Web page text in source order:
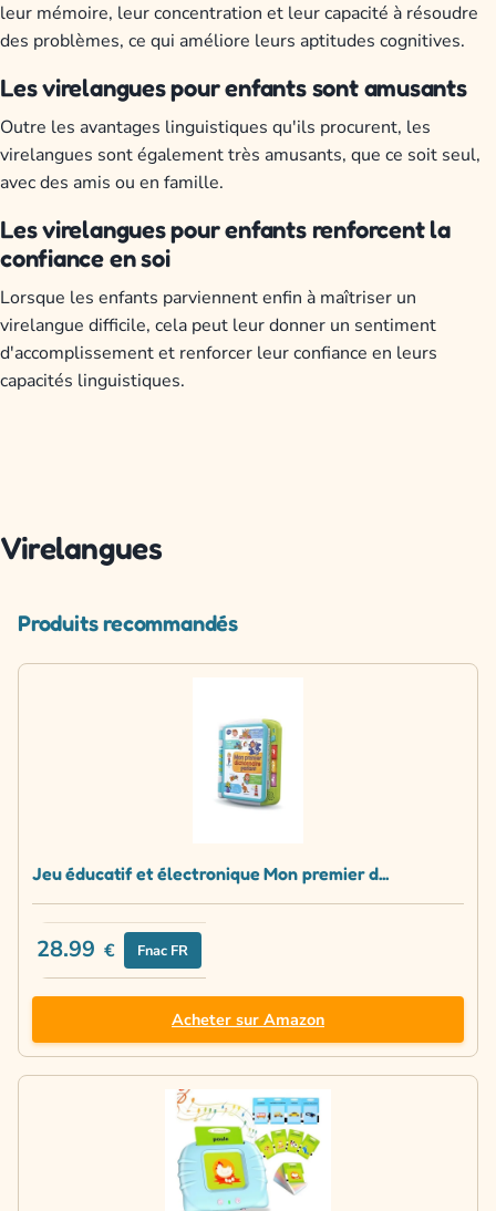
leur mémoire, leur concentration et leur capacité à résoudre
des problèmes, ce qui améliore leurs aptitudes cognitives.
Les virelangues pour enfants sont amusants
Outre les avantages linguistiques qu'ils procurent, les
virelangues sont également très amusants, que ce soit seul,
avec des amis ou en famille.
Les virelangues pour enfants renforcent la
confiance en soi
Lorsque les enfants parviennent enfin à maîtriser un
virelangue difficile, cela peut leur donner un sentiment
d'accomplissement et renforcer leur confiance en leurs
capacités linguistiques.
Virelangues
Produits recommandés
Jeu éducatif et électronique Mon premier d...
28.99 € Fnac FR
Acheter sur Amazon